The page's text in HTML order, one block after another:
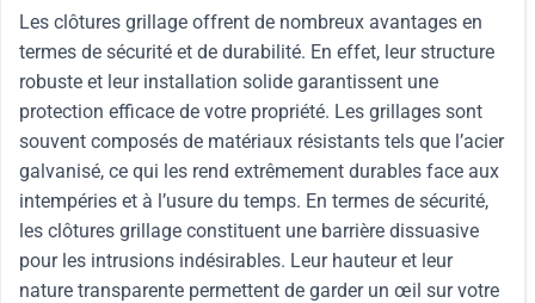
Les clôtures grillage offrent de nombreux avantages en
termes de sécurité et de durabilité. En effet, leur structure
robuste et leur installation solide garantissent une
protection efficace de votre propriété. Les grillages sont
souvent composés de matériaux résistants tels que l’acier
galvanisé, ce qui les rend extrêmement durables face aux
intempéries et à l’usure du temps. En termes de sécurité,
les clôtures grillage constituent une barrière dissuasive
pour les intrusions indésirables. Leur hauteur et leur
nature transparente permettent de garder un œil sur votre